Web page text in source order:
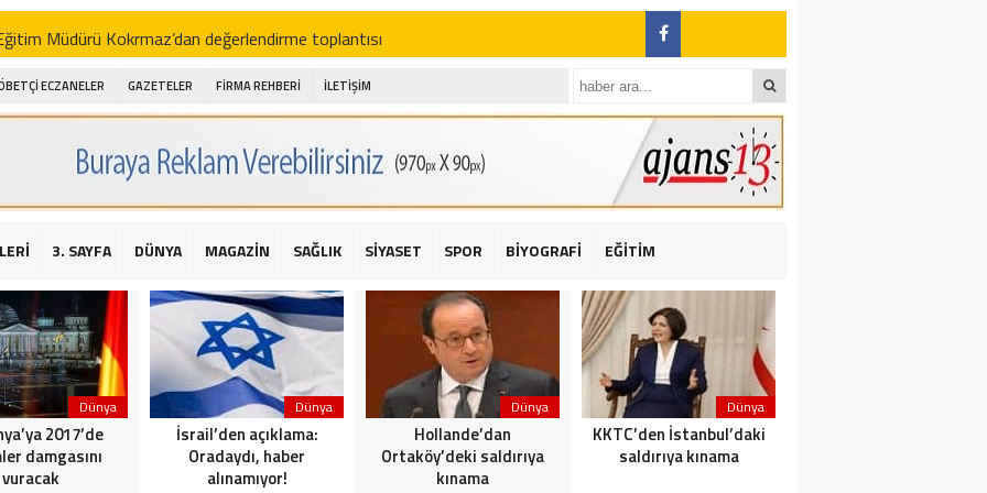
Müdürü Kokrmaz’dan değerlendirme toplantısı
Alibeyoğlu, Aile Destek Merkezini ziyaret etti
ıhlamur piyasalarda
şehitleri için bayraklı kayak gösterileri düzenlenecek
için yardım kermesi
2016 yılı değerlendirmesi
Sarıyer Çayırbaşı Cezayirli Hasan Paşa Camii’nde silahlı saldırı: 2 yaralı
Bahçeli’den Reina’ya düzenlenen terör saldırısına ilişkin açıklama
ECZANELER GAZETELER FİRMA REHBERİ İLETİŞİM
3. SAYFA DÜNYA MAGAZİN SAĞLIK SİYASET SPOR BİYOGRAFİ EĞİTİM
Dünya
2017’de
damgasını
vuracak
Dünya
İsrail’den açıklama:
Oradaydı, haber
alınamıyor!
Dünya
Hollande’dan
Ortaköy’deki saldırıya
kınama
Dünya
KKTC’den İstanbul’daki
saldırıya kınama